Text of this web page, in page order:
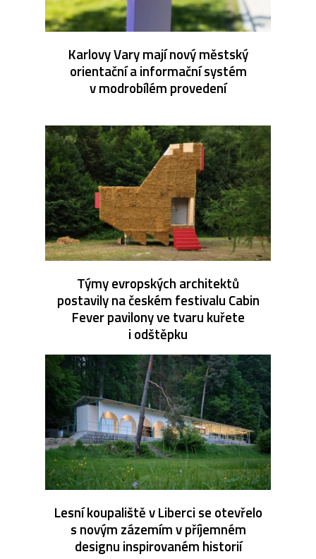
Karlovy Vary mají nový městský
orientační a informační systém
v modrobílém provedení
Týmy evropských architektů
postavily na českém festivalu Cabin
Fever pavilony ve tvaru kuřete
i odštěpku
Lesní koupaliště v Liberci se otevřelo
s novým zázemím v příjemném
designu inspirovaném historií